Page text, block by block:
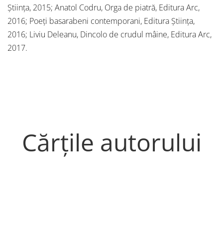
Știința, 2015; Anatol Codru, Orga de piatră, Editura Arc,
2016; Poeți basarabeni contemporani, Editura Știința,
2016; Liviu Deleanu, Dincolo de crudul mâine, Editura Arc,
2017.
Cărțile autorului